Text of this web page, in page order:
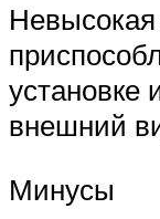
внешний
Минусы